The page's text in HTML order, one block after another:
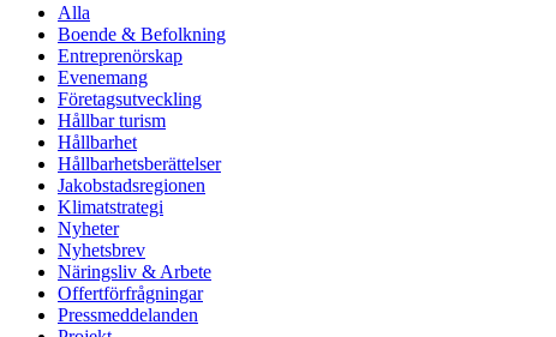
Alla
Boende & Befolkning
Entreprenörskap
Evenemang
Företagsutveckling
Hållbar turism
Hållbarhet
Hållbarhetsberättelser
Jakobstadsregionen
Klimatstrategi
Nyheter
Nyhetsbrev
Näringsliv & Arbete
Offertförfrågningar
Pressmeddelanden